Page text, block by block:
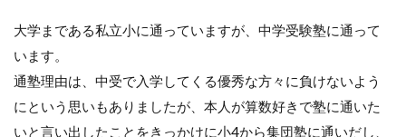
大学まである私立小に通っていますが、中学受験塾に通って
います。
通塾理由は、中受で入学してくる優秀な方々に負けないよう
にという思いもありましたが、本人が算数好きで塾に通いた
いと言い出したことをきっかけに小4から集団塾に通いだし、